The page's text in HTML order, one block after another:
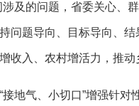
涉及的问题，省委关心、
问题导向、目标导向、
收入、农村增活力，推
接地气、小切口”增强针对